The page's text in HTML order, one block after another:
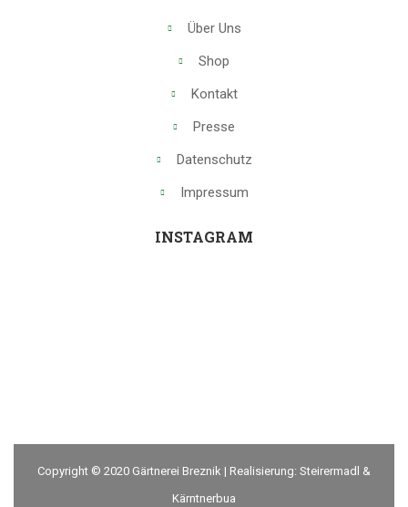
Über Uns
Shop
Kontakt
Presse
Datenschutz
Impressum
INSTAGRAM
Copyright © 2020 Gärtnerei Breznik | Realisierung: Steirermadl &
Kärntnerbua